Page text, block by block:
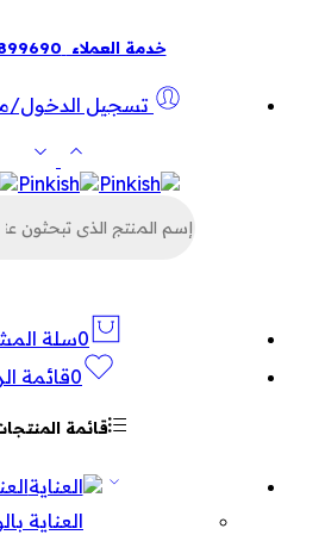
خدمة العملاء
تسجيل الدخول/
عن
0سلة
0قائمة
قائمة
العناية